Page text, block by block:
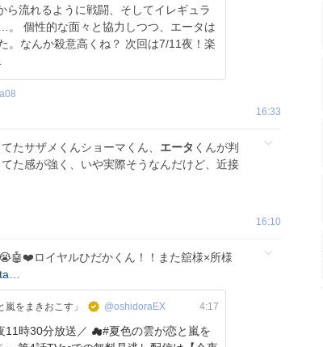
ら流れるように戦闘、そしてイレギュラ
個性的な面々と協力しつつ、エータは
意高くね？ 次回は7/11夜！楽
16:33
たサザメくんショーマくん、 エータ くんが判
た感が強く、いや実際そうなんだけど、近接
16:10
ロイヤルひだかくん！！また舘様×所様
嵐をまきおこす」 @oshidoraEX 4:17
11時30分放送／ ☁#夏色の雲が恋と嵐を